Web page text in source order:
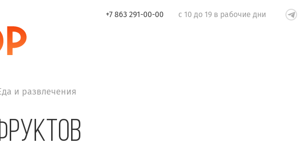
+7 863 291-00-00 с 10 до 19 в рабочие дни
и развлечения